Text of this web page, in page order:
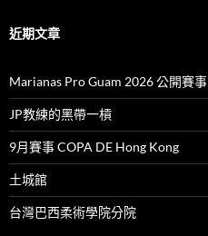
近期文章
Marianas Pro Guam 2026 公開賽事
JP教練的黑帶一槓
9月賽事 COPA DE Hong Kong
土城館
台灣巴西柔術學院分院